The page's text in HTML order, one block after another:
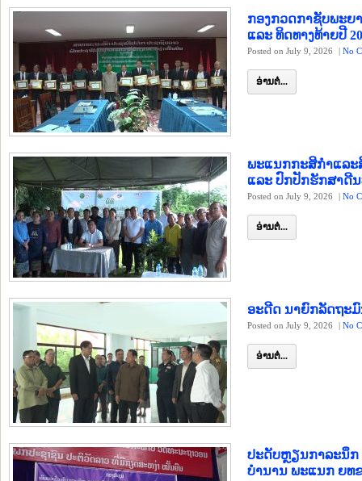
ກອງກວດກາຊັບພະ
ແລະ ທິດທາງທ້າຍປີ
Posted on July 9, 2026 | No
ອ່ານຕໍ່...
ພະແນກກະສິກຳແລະ
ແລະ ປົກປັກຮັກສາດີນ
Posted on July 9, 2026 | No
ອ່ານຕໍ່...
ອະດີດ ນາຍົກລັດຖະ
Posted on July 9, 2026 | No
ອ່ານຕໍ່...
ປະດັບຫຼຽນກາລະນຶກ
ບຳນານ ພະແນກ ຍທ